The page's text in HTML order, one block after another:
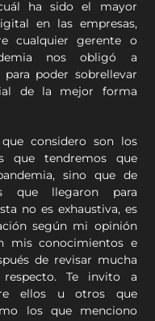
ha sido el mayor
en las empresas,
cualquier gerente o
nos obligó a
poder sobrellevar
de la mejor forma
considero son los
que tendremos que
sino que de
que llegaron para
no es exhaustiva, es
según mi opinión
mis conocimientos e
de revisar mucha
Te invito a
ellos u otros que
los que menciono